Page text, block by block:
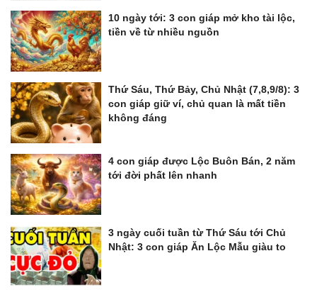
10 ngày tới: 3 con giáp mở kho tài lộc,
tiền về từ nhiều nguồn
Thứ Sáu, Thứ Bảy, Chủ Nhật (7,8,9/8): 3
con giáp giữ ví, chủ quan là mất tiền
không đáng
4 con giáp được Lộc Buôn Bán, 2 năm
tới đời phất lên nhanh
3 ngày cuối tuần từ Thứ Sáu tới Chủ
Nhật: 3 con giáp Ăn Lộc Mẫu giàu to